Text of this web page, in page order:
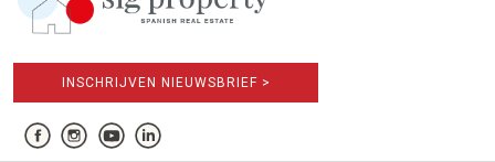
INSCHRIJVEN NIEUWSBRIEF >